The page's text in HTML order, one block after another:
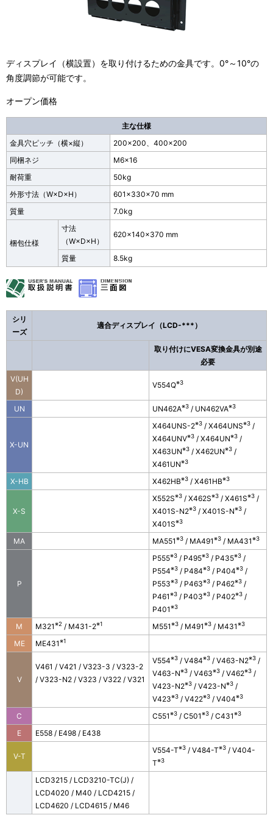
ディスプレイ（横設置）を取り付けるための金具です。0°～10°の
角度調節が可能です。
オープン価格
主な仕様
金具穴ピッチ（横×縦）
200×200、400×200
同梱ネジ
M6×16
耐荷重
50kg
外形寸法 （W×D×H）
601×330×70 mm
質量
7.0kg
梱包仕様
寸法
（W×D×H）
620×140×370 mm
質量 8.5kg
シリ
ーズ
適合ディスプレイ（LCD-***）
取り付けにVESA変換金具が別途
必要
V(UH
D)
V554Q※3
UN UN462A※3 / UN462VA※3
X-UN
X464UNS-2※3 / X464UNS※3 /
X464UNV※3 / X464UN※3 /
X463UN※3 / X462UN※3 /
X461UN※3
X-HB X462HB※3 / X461HB※3
X-S
X552S※3 / X462S※3 / X461S※3 /
X401S-N2※3 / X401S-N※3 /
X401S※3
MA MA551※3 / MA491※3 / MA431※3
P
P555※3 / P495※3 / P435※3 /
P554※3 / P484※3 / P404※3 /
P553※3 / P463※3 / P462※3 /
P461※3 / P403※3 / P402※3 /
P401※3
M M321※2 / M431-2※1 M551※3 / M491※3 / M431※3
ME ME431※1
V
V461 / V421 / V323-3 / V323-2
/ V323-N2 / V323 / V322 / V321
V554※3 / V484※3 / V463-N2※3 /
V463-N※3 / V463※3 / V462※3 /
V423-N2※3 / V423-N※3 /
V423※3 / V422※3 / V404※3
C C551※3 / C501※3 / C431※3
E E558 / E498 / E438
V-T
V554-T※3 / V484-T※3 / V404-
T※3
LCD3215 / LCD3210-TC(J) /
LCD4020 / M40 / LCD4215 /
LCD4620 / LCD4615 / M46